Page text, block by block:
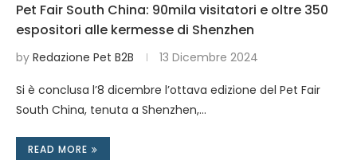
Pet Fair South China: 90mila visitatori e oltre 350
espositori alle kermesse di Shenzhen
by Redazione Pet B2B 13 Dicembre 2024
Si è conclusa l’8 dicembre l’ottava edizione del Pet Fair
South China, tenuta a Shenzhen,…
READ MORE